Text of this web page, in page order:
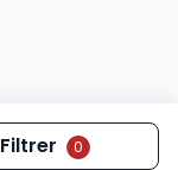
Filtrer 0